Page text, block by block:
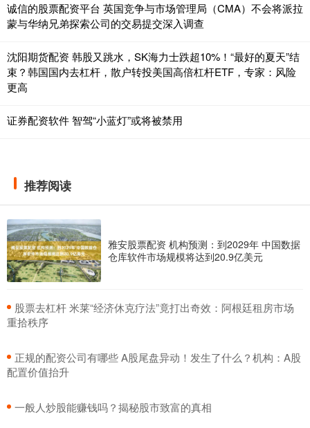
诚信的股票配资平台 英国竞争与市场管理局（CMA）不会将派拉
蒙与华纳兄弟探索公司的交易提交深入调查
沈阳期货配资 韩股又跳水，SK海力士跌超10%！“最好的夏天”结
束？韩国国内去杠杆，散户转投美国高倍杠杆ETF，专家：风险
更高
证券配资软件 智驾“小蓝灯”或将被禁用
推荐阅读
雅安股票配资 机构预测：到2029年 中国数据
仓库软件市场规模将达到20.9亿美元
​股票去杠杆 米莱“经济休克疗法”竟打出奇效：阿根廷租房市场
重拾秩序
​正规的配资公司有哪些 A股尾盘异动！发生了什么？机构：A股
配置价值抬升
​一般人炒股能赚钱吗？揭秘股市致富的真相